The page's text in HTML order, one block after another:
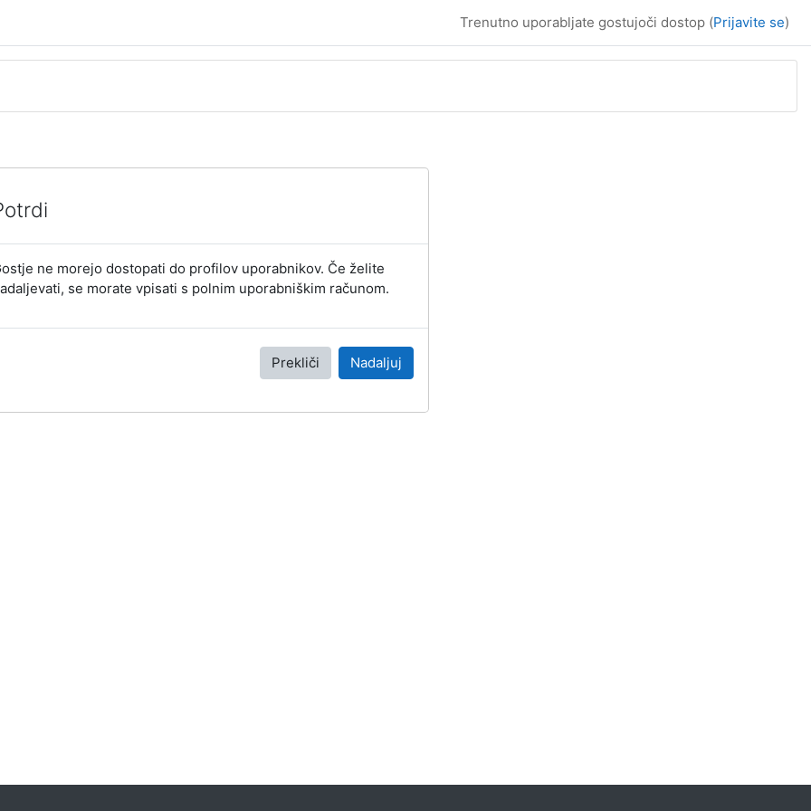
Trenutno uporabljate gostujoči dostop (Prijavite se)
ne morejo dostopati do profilov uporabnikov. Če želite
se morate vpisati s polnim uporabniškim računom.
Prekliči Nadaljuj